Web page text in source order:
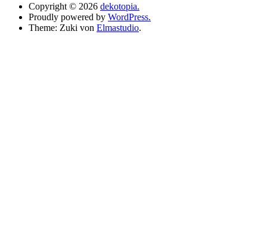
Copyright © 2026 dekotopia.
Proudly powered by WordPress.
Theme: Zuki von Elmastudio.